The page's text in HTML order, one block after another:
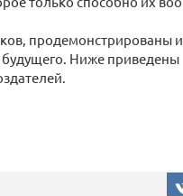
продемонстрированы
будущего. Ниже приведены